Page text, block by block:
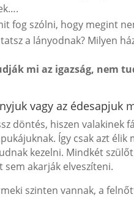
fog szólni, hogy megint
a lányodnak? Milyen
mi az igazság, nem
vagy az édesapjuk
döntés, hiszen valakinek
Így csak azt
kezelni. Mindkét
sem akarják elveszíteni.
szinten vannak, a